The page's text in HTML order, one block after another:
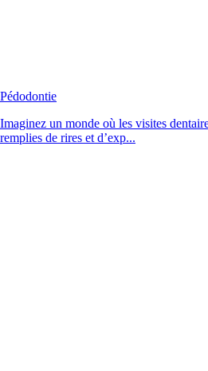
Pédodontie
Imaginez un monde où les visites
remplies de rires et d’exp...